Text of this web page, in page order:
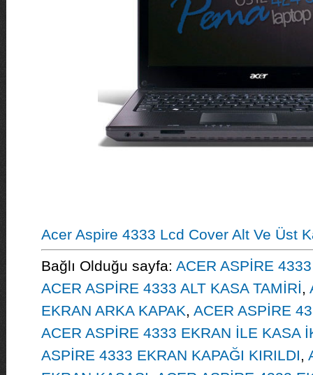
Acer Aspire 4333 Lcd Cover Alt Ve Üst
Bağlı Olduğu sayfa: ACER ASPİRE
ACER ASPİRE 4333 ALT KASA TAMİRİ,
EKRAN ARKA KAPAK, ACER ASPİRE
ACER ASPİRE 4333 EKRAN İLE KASA
ASPİRE 4333 EKRAN KAPAĞI KIRILDI,